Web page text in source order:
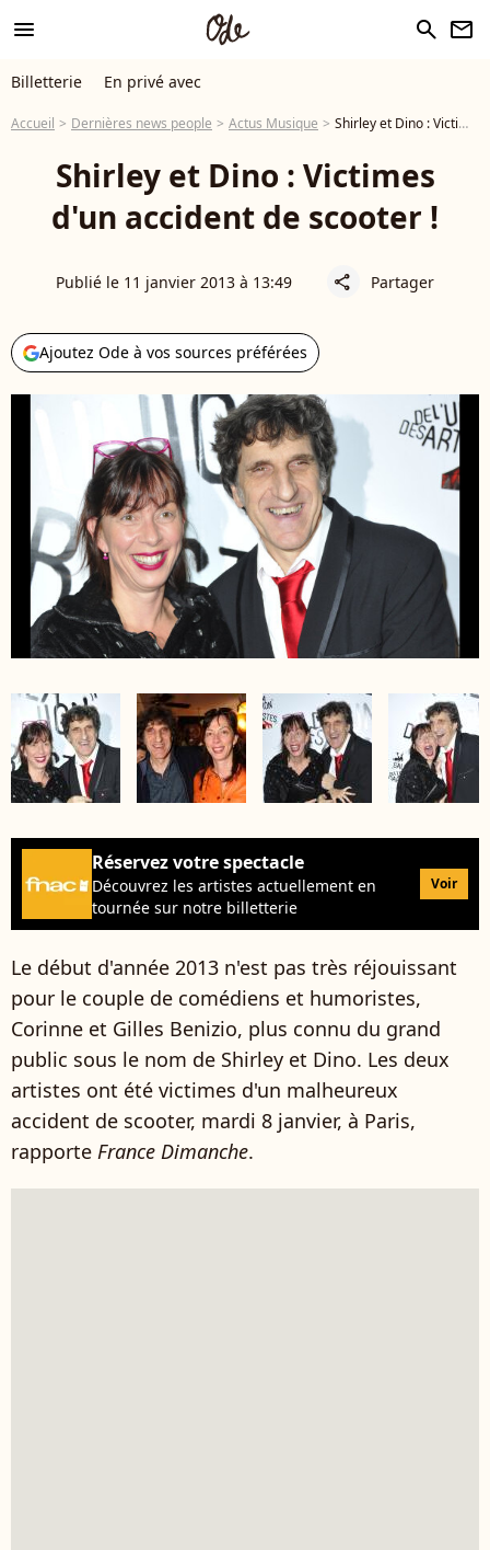
menu search newsletter
Billetterie En privé avec
Accueil Dernières news people Actus Musique Shirley et Dino : Victimes d'un accident de scooter !
Shirley et Dino : Victimes
d'un accident de scooter !
Publié le 11 janvier 2013 à 13:49 share Partager
Ajoutez Ode à vos sources préférées
Réservez votre spectacle
Découvrez les artistes actuellement en
tournée sur notre billetterie
Voir
Le début d'année 2013 n'est pas très réjouissant
pour le couple de comédiens et humoristes,
Corinne et Gilles Benizio, plus connu du grand
public sous le nom de Shirley et Dino. Les deux
artistes ont été victimes d'un malheureux
accident de scooter, mardi 8 janvier, à Paris,
rapporte France Dimanche.